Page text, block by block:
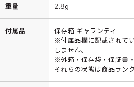
重量 2.8g
付属品
保存箱,ギャランティ
※付属品欄に記載されて
しません。
※外箱・保存袋・保証書
それらの状態は商品ラン